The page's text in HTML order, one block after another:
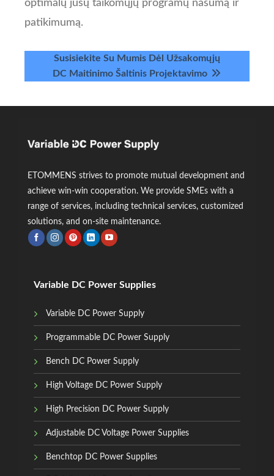
optimalų jūsų taikomųjų programų našumą ir
patikimumą.
Susisiekite Su Mumis Dėl Užsakomųjų
DC Maitinimo Šaltinis Projektavimo
ETOMMENS strives to promote mutual development and
achieve win-win cooperation. We provide SMEs with a
range of services, including technical services, customized
solutions, and on-site maintenance.
Variable DC Power Supplies
Variable DC Power Supply
Programmable DC Power Supply
Bench DC Power Supply
High Voltage DC Power Supply
High Precision DC Power Supply
Adjustable DC Voltage Power Supplies
Benchtop DC Power Supplies